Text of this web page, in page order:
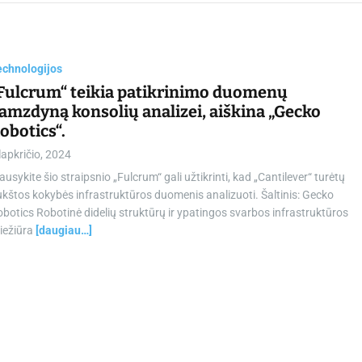
chamber.lt
teikia patikrinimo duomenų
konsolių analizei, aiškina „Gecko
2024
šio straipsnio „Fulcrum“ gali užtikrinti, kad „Cantilever“ turėtų
kokybės infrastruktūros duomenis analizuoti. Šaltinis: Gecko
Robotinė didelių struktūrų ir ypatingos svarbos infrastruktūros
[daugiau…]